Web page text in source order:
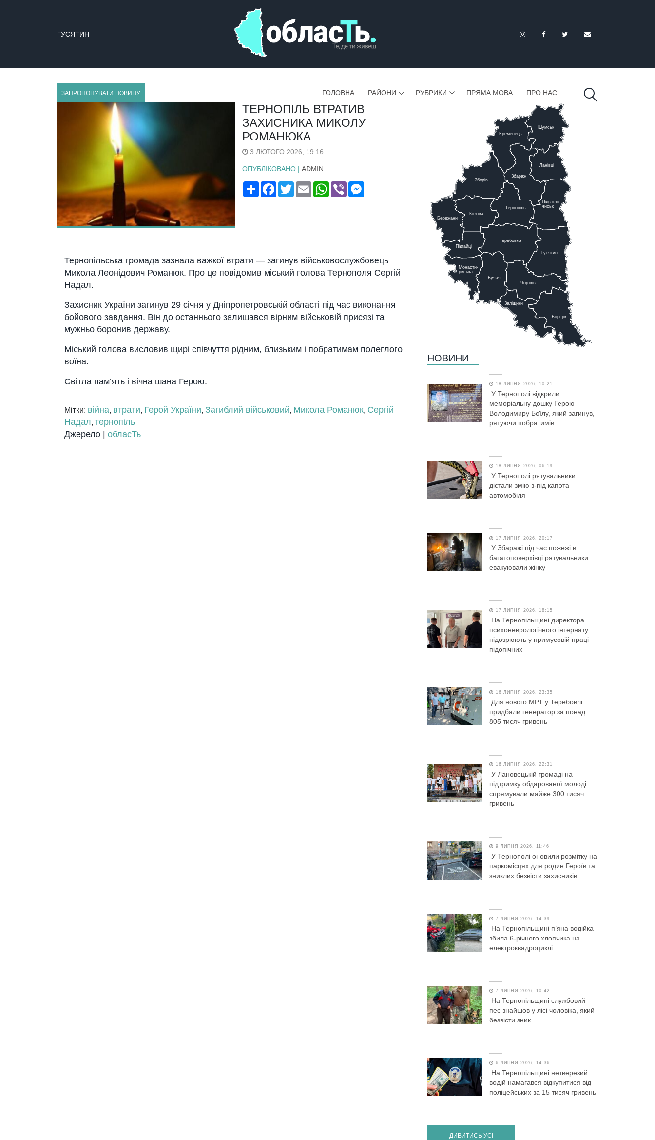
ГУСЯТИН
ЗАПРОПОНУВАТИ НОВИНУ ГОЛОВНА РАЙОНИ РУБРИКИ ПРЯМА МОВА ПРО НАС
ТЕРНОПІЛЬ ВТРАТИВ
ЗАХИСНИКА МИКОЛУ
РОМАНЮКА
3 ЛЮТОГО 2026, 19:16
ОПУБЛІКОВАНО | ADMIN
ПоширитиFacebook
TwitterEmail WhatsApp
Viber
Тернопільська громада зазнала важкої втрати — загинув військовослужбовець
Микола Леонідович Романюк. Про це повідомив міський голова Тернополя Сергій
Надал.
Захисник України загинув 29 січня у Дніпропетровській області під час виконання
бойового завдання. Він до останнього залишався вірним військовій присязі та
мужньо боронив державу.
Міський голова висловив щирі співчуття рідним, близьким і побратимам полеглого
воїна.
Світла пам’ять і вічна шана Герою.
Мітки: війна, втрати, Герой України, Загиблий військовий, Микола Романюк, Сергій
Надал, тернопіль
Джерело | обласТь
Тернопіль
Теребовля
Бучач
Заліщики
Борщів
Чортків
Гусятин
Підволо-
чиськ
Ланівці
Збараж
Шумськ
Кременець
Козова
Бережани
Підгайці
Зборів
Монасти-
риська
НОВИНИ
18 ЛИПНЯ 2026, 10:21
У Тернополі відкрили
меморіальну дошку Герою
Володимиру Боїлу, який загинув,
рятуючи побратимів
18 ЛИПНЯ 2026, 06:19
У Тернополі рятувальники
дістали змію з-під капота
автомобіля
17 ЛИПНЯ 2026, 20:17
У Збаражі під час пожежі в
багатоповерхівці рятувальники
евакуювали жінку
17 ЛИПНЯ 2026, 18:15
На Тернопільщині директора
психоневрологічного інтернату
підозрюють у примусовій праці
підопічних
16 ЛИПНЯ 2026, 23:35
Для нового МРТ у Теребовлі
придбали генератор за понад
805 тисяч гривень
16 ЛИПНЯ 2026, 22:31
У Лановецькій громаді на
підтримку обдарованої молоді
спрямували майже 300 тисяч
гривень
9 ЛИПНЯ 2026, 11:46
У Тернополі оновили розмітку на
паркомісцях для родин Героїв та
зниклих безвісти захисників
7 ЛИПНЯ 2026, 14:39
На Тернопільщині п’яна водійка
збила 6-річного хлопчика на
електроквадроциклі
7 ЛИПНЯ 2026, 10:42
На Тернопільщині службовий
пес знайшов у лісі чоловіка, який
безвісти зник
6 ЛИПНЯ 2026, 14:36
На Тернопільщині нетверезий
водій намагався відкупитися від
поліцейських за 15 тисяч гривень
ДИВИТИСЬ УСІ